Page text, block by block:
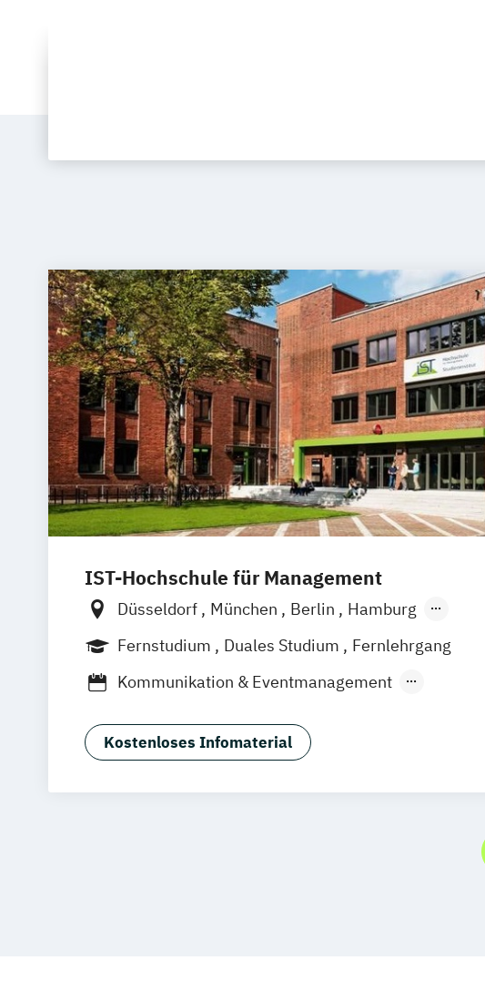
IST-Hochschule für Management
Düsseldorf München Berlin
Hamburg
Weil am Rhein
Frankfurt am Main Essen
Innsbruck
Fernstudium Duales Studium
Fernlehrgang
Kommunikation & Eventmanagement
Kommunikation & Medienmanagement (Duales
Studium)
Kostenloses Infomaterial